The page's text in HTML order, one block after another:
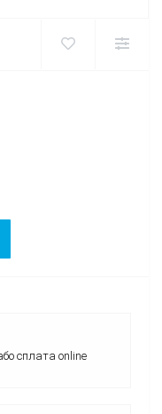
сплата online